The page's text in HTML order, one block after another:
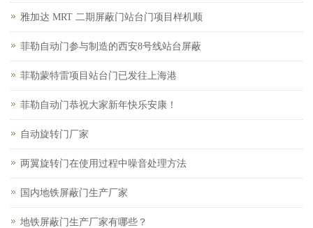
雅加达 MRT 二期屏蔽门站台门项目样机顺
菲勒自动门参与制造的西安8号线站台屏蔽
菲勒蒙特雷项目站台门已发往上海港
菲勒自动门恭祝大家新年快乐安康！
自动旋转门厂家
两翼旋转门在使用过程中噪音处理方法
国内地铁屏蔽门生产厂家
地铁屏蔽门生产厂家有哪些？